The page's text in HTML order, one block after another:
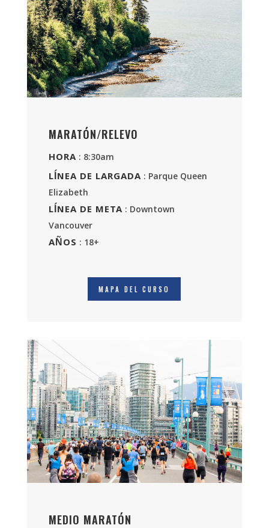
MARATÓN/RELEVO
HORA : 8:30am
LÍNEA DE LARGADA : Parque Queen
Elizabeth
LÍNEA DE META : Downtown
Vancouver
AÑOS : 18+
MAPA DEL CURSO
MEDIO MARATÓN